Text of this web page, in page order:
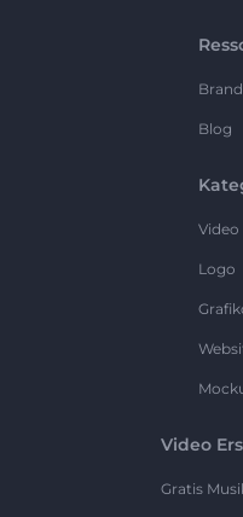
Blog
Video
Logo
Video
Gratis